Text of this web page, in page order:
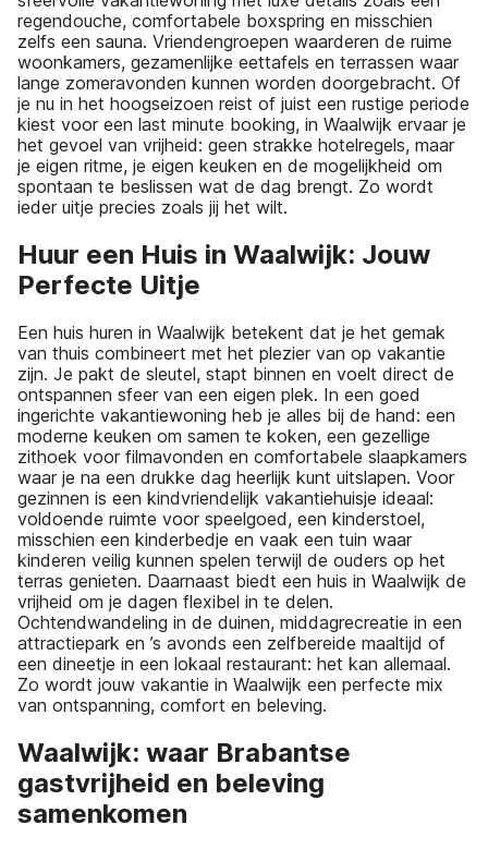
regendouche, comfortabele boxspring en misschien
zelfs een sauna. Vriendengroepen waarderen de ruime
woonkamers, gezamenlijke eettafels en terrassen waar
lange zomeravonden kunnen worden doorgebracht. Of
je nu in het hoogseizoen reist of juist een rustige periode
kiest voor een last minute booking, in Waalwijk ervaar je
het gevoel van vrijheid: geen strakke hotelregels, maar
je eigen ritme, je eigen keuken en de mogelijkheid om
spontaan te beslissen wat de dag brengt. Zo wordt
ieder uitje precies zoals jij het wilt.
Huur een Huis in Waalwijk: Jouw
Perfecte Uitje
Een huis huren in Waalwijk betekent dat je het gemak
van thuis combineert met het plezier van op vakantie
zijn. Je pakt de sleutel, stapt binnen en voelt direct de
ontspannen sfeer van een eigen plek. In een goed
ingerichte vakantiewoning heb je alles bij de hand: een
moderne keuken om samen te koken, een gezellige
zithoek voor filmavonden en comfortabele slaapkamers
waar je na een drukke dag heerlijk kunt uitslapen. Voor
gezinnen is een kindvriendelijk vakantiehuisje ideaal:
voldoende ruimte voor speelgoed, een kinderstoel,
misschien een kinderbedje en vaak een tuin waar
kinderen veilig kunnen spelen terwijl de ouders op het
terras genieten. Daarnaast biedt een huis in Waalwijk de
vrijheid om je dagen flexibel in te delen.
Ochtendwandeling in de duinen, middagrecreatie in een
attractiepark en ’s avonds een zelfbereide maaltijd of
een dineetje in een lokaal restaurant: het kan allemaal.
Zo wordt jouw vakantie in Waalwijk een perfecte mix
van ontspanning, comfort en beleving.
Waalwijk: waar Brabantse
gastvrijheid en beleving
samenkomen